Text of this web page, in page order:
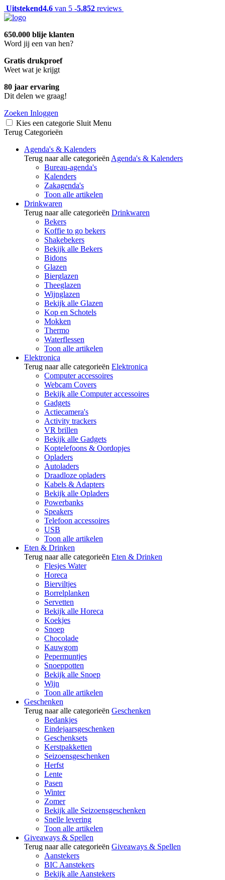
Uitstekend4.6 van 5 -5.852 reviews
650.000 blije klanten
Word jij een van hen?
Gratis drukproef
Weet wat je krijgt
80 jaar ervaring
Dit delen we graag!
Zoeken Inloggen
Kies een categorie Sluit Menu
Terug Categorieën
Agenda's & Kalenders
Terug naar alle categorieën Agenda's & Kalenders
Bureau-agenda's
Kalenders
Zakagenda's
Toon alle artikelen
Drinkwaren
Terug naar alle categorieën Drinkwaren
Bekers
Koffie to go bekers
Shakebekers
Bekijk alle Bekers
Bidons
Glazen
Bierglazen
Theeglazen
Wijnglazen
Bekijk alle Glazen
Kop en Schotels
Mokken
Thermo
Waterflessen
Toon alle artikelen
Elektronica
Terug naar alle categorieën Elektronica
Computer accessoires
Webcam Covers
Bekijk alle Computer accessoires
Gadgets
Actiecamera's
Activity trackers
VR brillen
Bekijk alle Gadgets
Koptelefoons & Oordopjes
Opladers
Autoladers
Draadloze opladers
Kabels & Adapters
Bekijk alle Opladers
Powerbanks
Speakers
Telefoon accessoires
USB
Toon alle artikelen
Eten & Drinken
Terug naar alle categorieën Eten & Drinken
Flesjes Water
Horeca
Bierviltjes
Borrelplanken
Servetten
Bekijk alle Horeca
Koekjes
Snoep
Chocolade
Kauwgom
Pepermuntjes
Snoeppotten
Bekijk alle Snoep
Wijn
Toon alle artikelen
Geschenken
Terug naar alle categorieën Geschenken
Bedankjes
Eindejaarsgeschenken
Geschenksets
Kerstpakketten
Seizoensgeschenken
Herfst
Lente
Pasen
Winter
Zomer
Bekijk alle Seizoensgeschenken
Snelle levering
Toon alle artikelen
Giveaways & Spellen
Terug naar alle categorieën Giveaways & Spellen
Aanstekers
BIC Aanstekers
Bekijk alle Aanstekers